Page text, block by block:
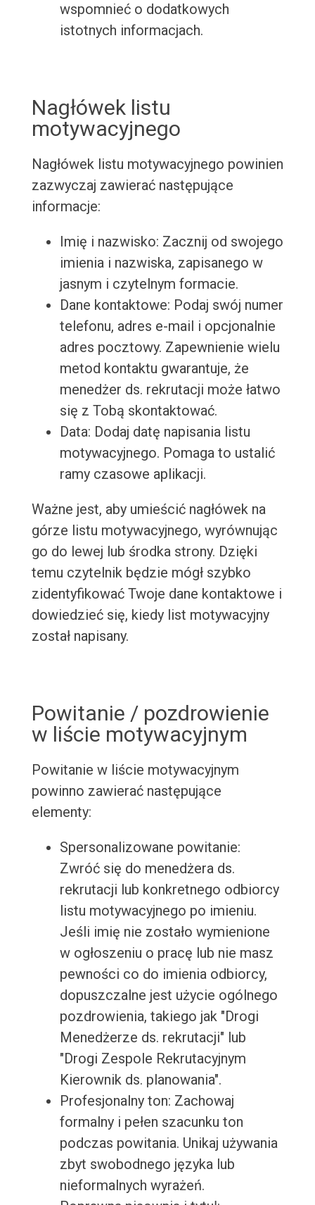
wspomnieć o dodatkowych
istotnych informacjach.
Nagłówek listu
motywacyjnego
Nagłówek listu motywacyjnego powinien
zazwyczaj zawierać następujące
informacje:
Imię i nazwisko: Zacznij od swojego
imienia i nazwiska, zapisanego w
jasnym i czytelnym formacie.
Dane kontaktowe: Podaj swój numer
telefonu, adres e-mail i opcjonalnie
adres pocztowy. Zapewnienie wielu
metod kontaktu gwarantuje, że
menedżer ds. rekrutacji może łatwo
się z Tobą skontaktować.
Data: Dodaj datę napisania listu
motywacyjnego. Pomaga to ustalić
ramy czasowe aplikacji.
Ważne jest, aby umieścić nagłówek na
górze listu motywacyjnego, wyrównując
go do lewej lub środka strony. Dzięki
temu czytelnik będzie mógł szybko
zidentyfikować Twoje dane kontaktowe i
dowiedzieć się, kiedy list motywacyjny
został napisany.
Powitanie / pozdrowienie
w liście motywacyjnym
Powitanie w liście motywacyjnym
powinno zawierać następujące
elementy:
Spersonalizowane powitanie:
Zwróć się do menedżera ds.
rekrutacji lub konkretnego odbiorcy
listu motywacyjnego po imieniu.
Jeśli imię nie zostało wymienione
w ogłoszeniu o pracę lub nie masz
pewności co do imienia odbiorcy,
dopuszczalne jest użycie ogólnego
pozdrowienia, takiego jak "Drogi
Menedżerze ds. rekrutacji" lub
"Drogi Zespole Rekrutacyjnym
Kierownik ds. planowania".
Profesjonalny ton: Zachowaj
formalny i pełen szacunku ton
podczas powitania. Unikaj używania
zbyt swobodnego języka lub
nieformalnych wyrażeń.